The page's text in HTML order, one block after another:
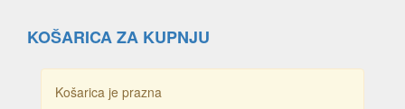
KOŠARICA ZA KUPNJU
Košarica je prazna